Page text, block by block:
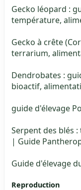
Gecko léopard :
température,
Gecko à crête
terrarium,
Dendrobates :
bioactif,
guide d'élevage
Serpent des blés
| Guide
Guide d'élevage
Reproduction